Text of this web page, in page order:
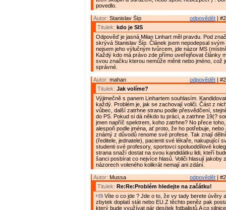
povedlo.
odpovědět |
Autor: Stanislav Šíp
Titulek: kdo je SIS
Odpověď je jasná Milan Linhart měl pravdu. Pod
skrývá Stanislav Šíp. Článek jsem nepodepsal svým
nejsem jeho výlučným tvůrcem, jde názor MS
Každý kdo má právo zde přímo uveřejňovat články
svou značku kterou nemůže měnit nebo jméno, což
správné.
odpovědět |
Autor: mahan
Titulek: Jak volíme?
Výjimečně s panem Linhartem souhlasím.
každý. Problém je, jak se zachovají voliči. Část z
vůbec, další zatrhne stranu podle přesvědčení,
do PS. Pokud si dá někdo tu práci, a zatrhne 19(?
jmen napříč spektrem, koho zatrhne? No přece
alespoň podle jména, ať proto, že ho potřebuje, nebo
známý z důvodů renome své profese. Tak znají
(ředitele, jednatele), pacienti své lékaře, nakupující
studenti své profesory, sportovci spoluoddílové
strana snaží dostat na svou kandidátku lidi, kteří
šanci posbírat co nejvíce hlasů. Voliči hlasují jakoby
názorech voleného kolikrát nemají ani zdání.
odpovědět |
Autor: Mussa
Titulek: Re:Re:Problém hledejte na začátku!
Víte o co jde ? Jde o to, že vy tady berete úvěry
zbytek doplatí stát nebo EU.Z těchto peněz pak
který bude využívat pár desítek fotbalistů.A co